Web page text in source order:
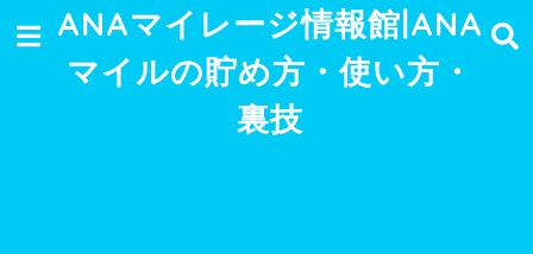
ANAマイレージ情報館|ANA
マイルの貯め方・使い方・
裏技